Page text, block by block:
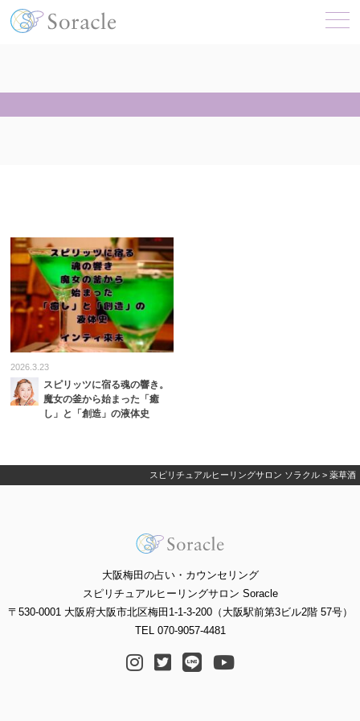
2026.3.23
スピリッツに宿る魂の響き。
魔女の釜から始まった「癒
し」と「創造」の液体史
スピリチュアルヒーリングサロン ソラクル > 薬草酒
大阪梅田の占い・カウンセリング
スピリチュアルヒーリングサロン Soracle
〒530-0001 大阪府大阪市北区梅田1-1-3-200（大阪駅前第3ビル2階 57号）
TEL 070-9057-4481